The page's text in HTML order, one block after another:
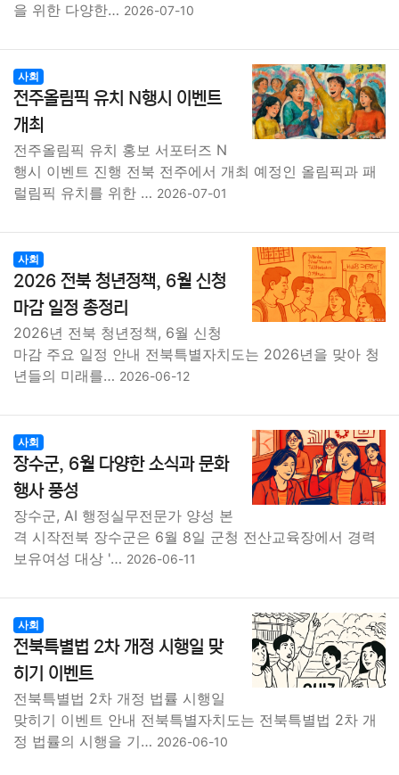
을 위한 다양한… 2026-07-10
사회
전주올림픽 유치 N행시 이벤트
개최
전주올림픽 유치 홍보 서포터즈 N
행시 이벤트 진행 전북 전주에서 개최 예정인 올림픽과 패
럴림픽 유치를 위한 … 2026-07-01
사회
2026 전북 청년정책, 6월 신청
마감 일정 총정리
2026년 전북 청년정책, 6월 신청
마감 주요 일정 안내 전북특별자치도는 2026년을 맞아 청
년들의 미래를… 2026-06-12
사회
장수군, 6월 다양한 소식과 문화
행사 풍성
장수군, AI 행정실무전문가 양성 본
격 시작전북 장수군은 6월 8일 군청 전산교육장에서 경력
보유여성 대상 '… 2026-06-11
사회
전북특별법 2차 개정 시행일 맞
히기 이벤트
전북특별법 2차 개정 법률 시행일
맞히기 이벤트 안내 전북특별자치도는 전북특별법 2차 개
정 법률의 시행을 기… 2026-06-10